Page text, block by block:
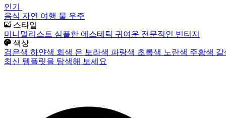
인기
음식 자연 여행 물 우주
스타일
미니멀리스트 심플한 에스테틱 귀여운 전문적인 빈티지
색상
검은색 하얀색 회색 은 보라색 파랑색 초록색 노란색 주황색
최신 템플릿을 탐색해 보세요